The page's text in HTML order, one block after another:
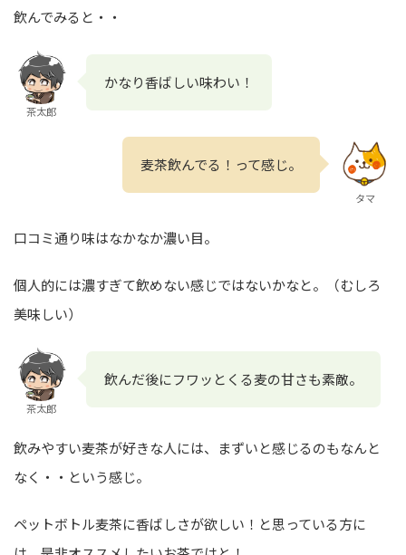
飲んでみると・・
茶太郎
かなり香ばしい味わい！
麦茶飲んでる！って感じ。
タマ
口コミ通り味はなかなか濃い目。
個人的には濃すぎて飲めない感じではないかなと。（むしろ
美味しい）
茶太郎
飲んだ後にフワッとくる麦の甘さも素敵。
飲みやすい麦茶が好きな人には、まずいと感じるのもなんと
なく・・という感じ。
ペットボトル麦茶に香ばしさが欲しい！と思っている方に